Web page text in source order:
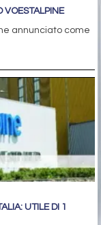
VOESTALPINE
annunciato come
UTILE DI 1